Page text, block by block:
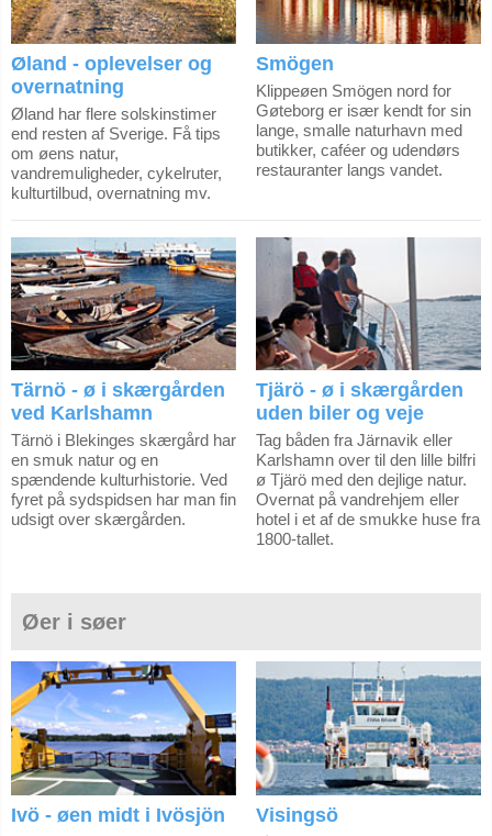
Øland - oplevelser og
overnatning
Øland har flere solskinstimer
end resten af Sverige. Få tips
om øens natur,
vandremuligheder, cykelruter,
kulturtilbud, overnatning mv.
Smögen
Klippeøen Smögen nord for
Gøteborg er især kendt for sin
lange, smalle naturhavn med
butikker, caféer og udendørs
restauranter langs vandet.
Tärnö - ø i skærgården
ved Karlshamn
Tärnö i Blekinges skærgård har
en smuk natur og en
spændende kulturhistorie. Ved
fyret på sydspidsen har man fin
udsigt over skærgården.
Tjärö - ø i skærgården
uden biler og veje
Tag båden fra Järnavik eller
Karlshamn over til den lille bilfri
ø Tjärö med den dejlige natur.
Overnat på vandrehjem eller
hotel i et af de smukke huse fra
1800-tallet.
Øer i søer
Ivö - øen midt i Ivösjön Visingsö